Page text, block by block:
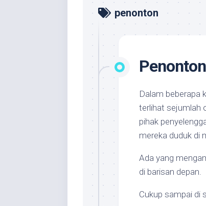
penonton
Dalam beberapa
terlihat sejumlah
pihak
mereka duduk di
Ada yang
di barisan depan.
Cukup sampai di